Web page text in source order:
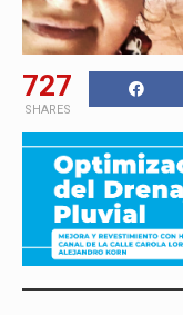
727
SHARES